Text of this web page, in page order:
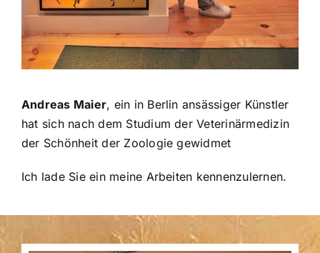
Andreas Maier, ein in Berlin ansässiger Künstler
hat sich nach dem Studium der Veterinärmedizin
der Schönheit der Zoologie gewidmet
Ich lade Sie ein meine Arbeiten kennenzulernen.